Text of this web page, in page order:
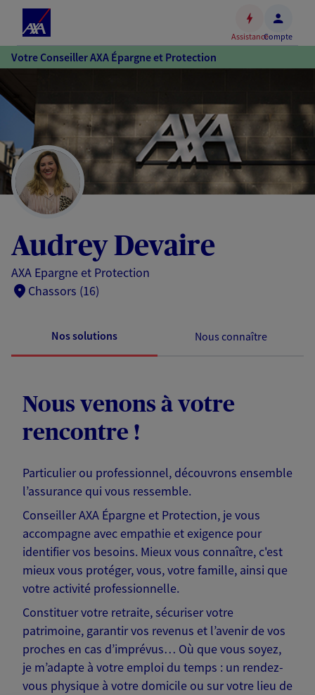
Accéder
au
Accéder
au
pied
de
page
AssistanceCompte
Votre Conseiller AXA Épargne et Protection
Audrey Devaire
AXA Epargne et Protection
Chassors (16)
Nos solutions Nous connaître
Nous venons à votre
rencontre !
Particulier ou professionnel, découvrons ensemble
l’assurance qui vous ressemble.
Conseiller AXA Épargne et Protection, je vous
accompagne avec empathie et exigence pour
identifier vos besoins. Mieux vous connaître, c'est
mieux vous protéger, vous, votre famille, ainsi que
votre activité professionnelle.
Constituer votre retraite, sécuriser votre
patrimoine, garantir vos revenus et l’avenir de vos
proches en cas d’imprévus… Où que vous soyez,
je m’adapte à votre emploi du temps : un rendez-
vous physique à votre domicile ou sur votre lieu de